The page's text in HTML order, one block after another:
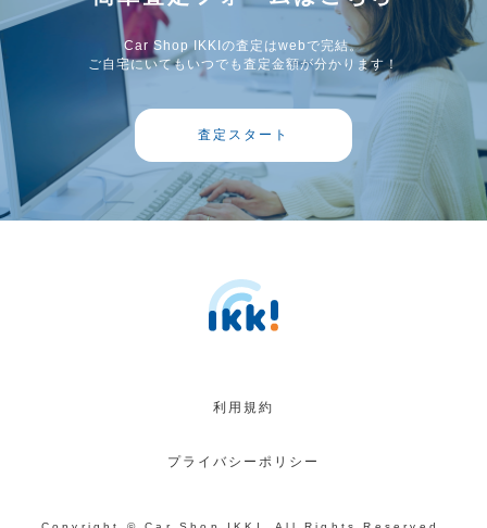
Car Shop IKKIの査定はwebで完結。
ご自宅にいてもいつでも査定金額が分かります！
査定スタート
利用規約
プライバシーポリシー